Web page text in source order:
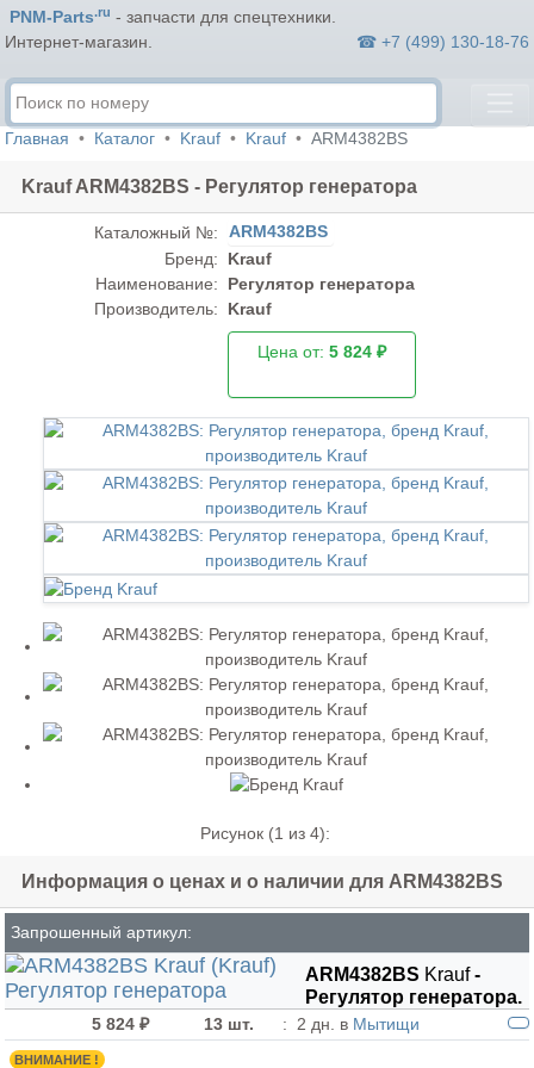
PNM-Parts.ru - запчасти для спецтехники.
Интернет-магазин.
☎ +7 (499) 130-18-76
Главная Каталог Krauf Krauf ARM4382BS
Krauf ARM4382BS - Регулятор генератора
Каталожный №:
ARM4382BS
Бренд:
Krauf
Наименование:
Регулятор генератора
Производитель:
Krauf
Цена от:5 824 ₽
Рисунок (1 из 4):
Информация о ценах и о наличии для ARM4382BS
Запрошенный артикул:
ARM4382BS Krauf-
Регулятор генератора.
5 824 ₽ 13 шт. : 2 дн. в Мытищи
ВНИМАНИЕ !